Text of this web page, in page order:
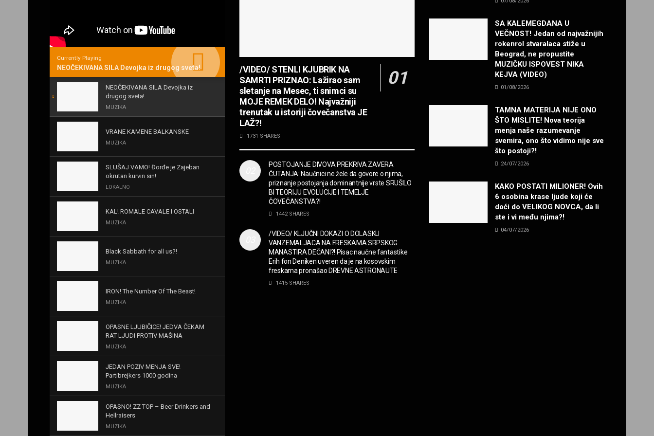
Currently Playing
NEOČEKIVANA SILA Devojka iz drugog sveta!
NEOČEKIVANA SILA Devojka iz
drugog sveta!
MUZIKA
VRANE KAMENE BALKANSKE
MUZIKA
SLUŠAJ VAMO! Đorđe je Zajeban
okrutan kurvin sin!
LOKALNO
KAL! ROMALE CAVALE I OSTALI
MUZIKA
Black Sabbath for all us?!
MUZIKA
IRON! The Number Of The Beast!
MUZIKA
OPASNE LJUBIČICE! JEDVA ČEKAM
RAT LJUDI PROTIV MAŠINA
MUZIKA
JEDAN POZIV MENJA SVE!
Partibrejkers 1000 godina
MUZIKA
OPASNO! ZZ TOP – Beer Drinkers and
Hellraisers
MUZIKA
/VIDEO/ STENLI KJUBRIK NA
SAMRTI PRIZNAO: Lažirao sam
sletanje na Mesec, ti snimci su
MOJE REMEK DELO! Najvažniji
trenutak u istoriji čovečanstva JE
LAŽ?!
1731 SHARES
POSTOJANJE DIVOVA PREKRIVA ZAVERA
ĆUTANJA: Naučnici ne žele da govore o njima,
priznanje postojanja dominantnije vrste SRUŠILO
BI TEORIJU EVOLUCIJE I TEMELJE
ČOVEČANSTVA?!
1442 SHARES
/VIDEO/ KLJUČNI DOKAZI O DOLASKU
VANZEMALJACA NA FRESKAMA SRPSKOG
MANASTIRA DEČANI?! Pisac naučne fantastike
Erih fon Deniken uveren da je na kosovskim
freskama pronašao DREVNE ASTRONAUTE
1415 SHARES
SA KALEMEGDANA U
VEČNOST! Jedan od najvažnijih
rokenrol stvaralaca stiže u
Beograd, ne propustite
MUZIČKU ISPOVEST NIKA
KEJVA (VIDEO)
01/08/2026
TAMNA MATERIJA NIJE ONO
ŠTO MISLITE! Nova teorija
menja naše razumevanje
svemira, ono što vidimo nije sve
što postoji?!
24/07/2026
KAKO POSTATI MILIONER! Ovih
6 osobina krase ljude koji će
doći do VELIKOG NOVCA, da li
ste i vi među njima?!
04/07/2026